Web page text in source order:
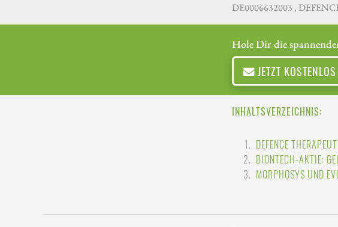
DE0006632003 ,
Hole Dir die
JETZT
INHALTSVERZEICHNIS:
DEFENCE
BIONTECH-AKTIE:
MORPHOSYS UND